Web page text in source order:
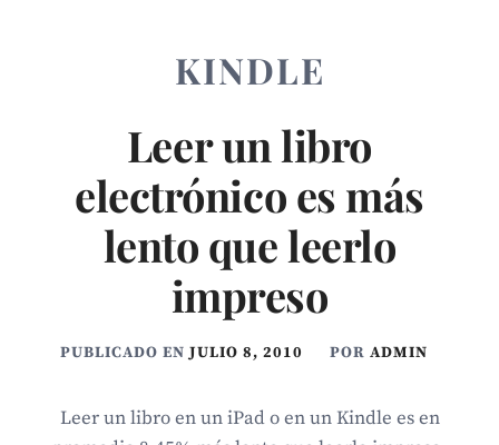
KINDLE
Leer un libro
electrónico es más
lento que leerlo
impreso
PUBLICADO ENJULIO 8, 2010 POR ADMIN
Leer un libro en un iPad o en un Kindle es en